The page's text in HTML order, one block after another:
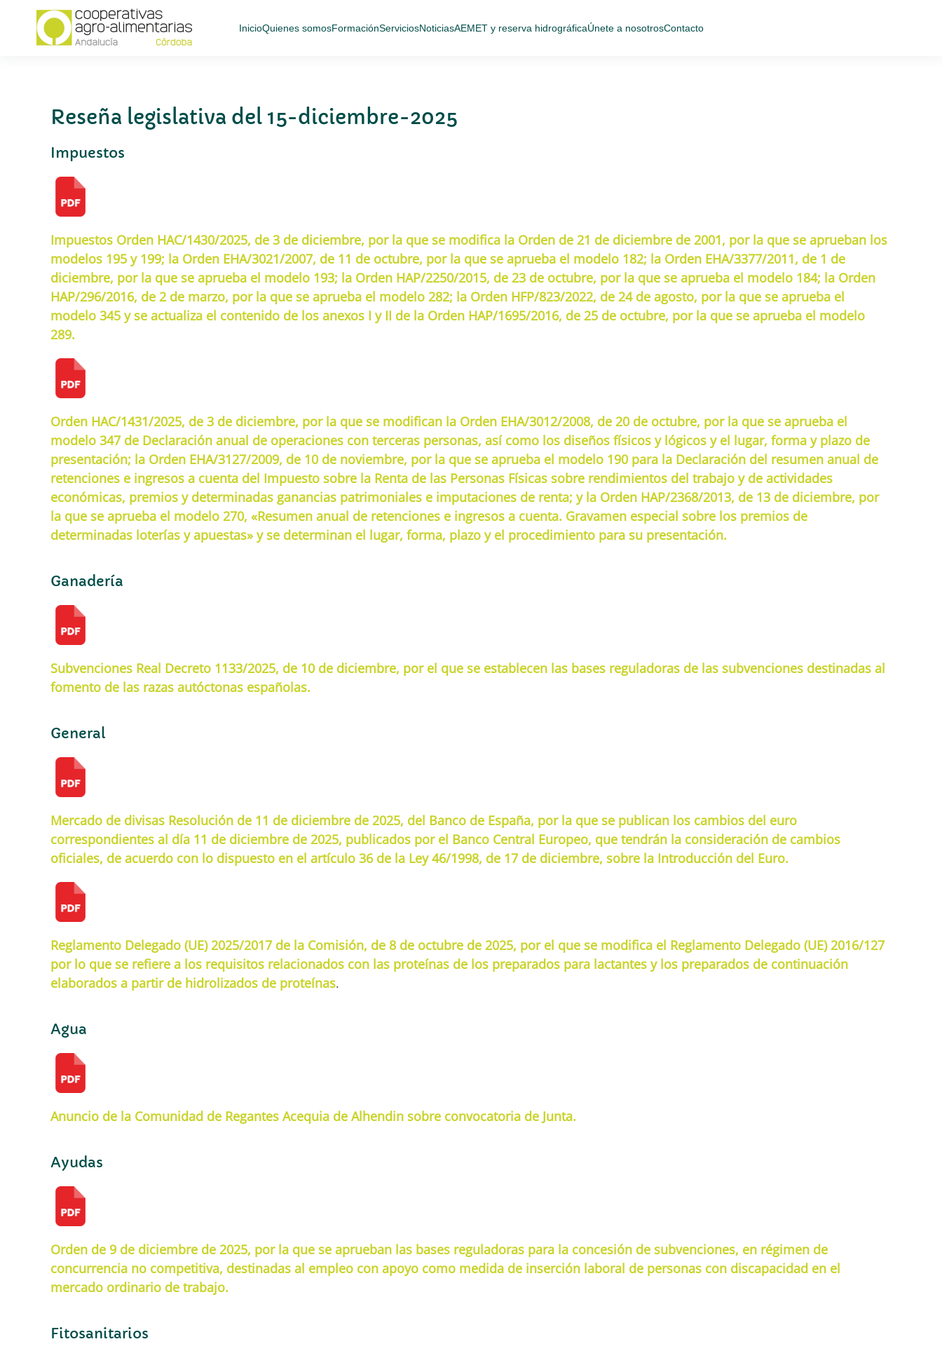
Skip
InicioQuienes somosFormaciónServiciosNoticiasAEMET y reserva hidrográficaÚnete a nosotrosContacto
Reseña legislativa del 15-diciembre-2025
Impuestos
Impuestos Orden HAC/1430/2025, de 3 de diciembre, por la que se modifica la Orden de 21 de diciembre de 2001, por la que se aprueban los
modelos 195 y 199; la Orden EHA/3021/2007, de 11 de octubre, por la que se aprueba el modelo 182; la Orden EHA/3377/2011, de 1 de
diciembre, por la que se aprueba el modelo 193; la Orden HAP/2250/2015, de 23 de octubre, por la que se aprueba el modelo 184; la Orden
HAP/296/2016, de 2 de marzo, por la que se aprueba el modelo 282; la Orden HFP/823/2022, de 24 de agosto, por la que se aprueba el
modelo 345 y se actualiza el contenido de los anexos I y II de la Orden HAP/1695/2016, de 25 de octubre, por la que se aprueba el modelo
289.
Orden HAC/1431/2025, de 3 de diciembre, por la que se modifican la Orden EHA/3012/2008, de 20 de octubre, por la que se aprueba el
modelo 347 de Declaración anual de operaciones con terceras personas, así como los diseños físicos y lógicos y el lugar, forma y plazo de
presentación; la Orden EHA/3127/2009, de 10 de noviembre, por la que se aprueba el modelo 190 para la Declaración del resumen anual de
retenciones e ingresos a cuenta del Impuesto sobre la Renta de las Personas Físicas sobre rendimientos del trabajo y de actividades
económicas, premios y determinadas ganancias patrimoniales e imputaciones de renta; y la Orden HAP/2368/2013, de 13 de diciembre, por
la que se aprueba el modelo 270, «Resumen anual de retenciones e ingresos a cuenta. Gravamen especial sobre los premios de
determinadas loterías y apuestas» y se determinan el lugar, forma, plazo y el procedimiento para su presentación.
Ganadería
Subvenciones Real Decreto 1133/2025, de 10 de diciembre, por el que se establecen las bases reguladoras de las subvenciones destinadas al
fomento de las razas autóctonas españolas.
General
Mercado de divisas Resolución de 11 de diciembre de 2025, del Banco de España, por la que se publican los cambios del euro
correspondientes al día 11 de diciembre de 2025, publicados por el Banco Central Europeo, que tendrán la consideración de cambios
oficiales, de acuerdo con lo dispuesto en el artículo 36 de la Ley 46/1998, de 17 de diciembre, sobre la Introducción del Euro.
Reglamento Delegado (UE) 2025/2017 de la Comisión, de 8 de octubre de 2025, por el que se modifica el Reglamento Delegado (UE) 2016/127
por lo que se refiere a los requisitos relacionados con las proteínas de los preparados para lactantes y los preparados de continuación
elaborados a partir de hidrolizados de proteínas.
Agua
Anuncio de la Comunidad de Regantes Acequia de Alhendin sobre convocatoria de Junta.
Ayudas
Orden de 9 de diciembre de 2025, por la que se aprueban las bases reguladoras para la concesión de subvenciones, en régimen de
concurrencia no competitiva, destinadas al empleo con apoyo como medida de inserción laboral de personas con discapacidad en el
mercado ordinario de trabajo.
Fitosanitarios